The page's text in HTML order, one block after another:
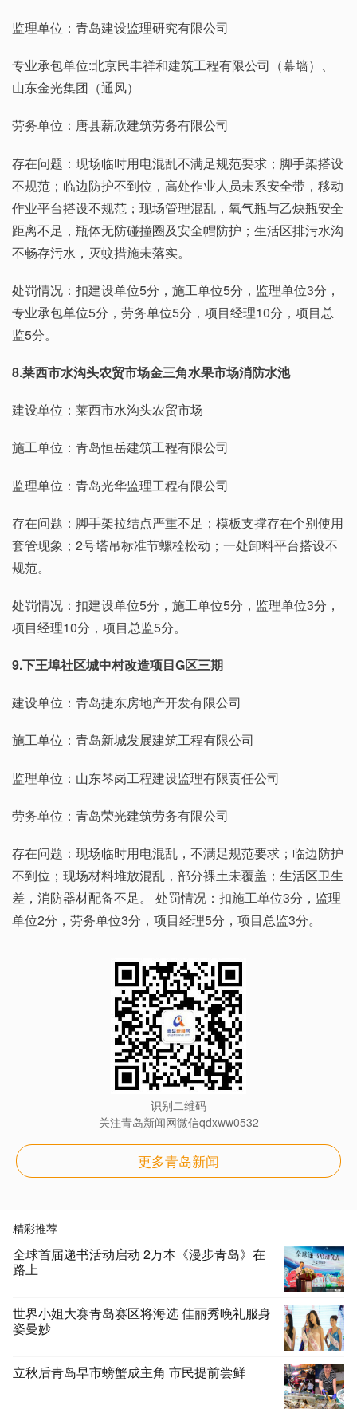
监理单位：青岛建设监理研究有限公司
专业承包单位:北京民丰祥和建筑工程有限公司（幕墙）、
山东金光集团（通风）
劳务单位：唐县薪欣建筑劳务有限公司
存在问题：现场临时用电混乱不满足规范要求；脚手架搭设
不规范；临边防护不到位，高处作业人员未系安全带，移动
作业平台搭设不规范；现场管理混乱，氧气瓶与乙炔瓶安全
距离不足，瓶体无防碰撞圈及安全帽防护；生活区排污水沟
不畅存污水，灭蚊措施未落实。
处罚情况：扣建设单位5分，施工单位5分，监理单位3分，
专业承包单位5分，劳务单位5分，项目经理10分，项目总
监5分。
8.莱西市水沟头农贸市场金三角水果市场消防水池
建设单位：莱西市水沟头农贸市场
施工单位：青岛恒岳建筑工程有限公司
监理单位：青岛光华监理工程有限公司
存在问题：脚手架拉结点严重不足；模板支撑存在个别使用
套管现象；2号塔吊标准节螺栓松动；一处卸料平台搭设不
规范。
处罚情况：扣建设单位5分，施工单位5分，监理单位3分，
项目经理10分，项目总监5分。
9.下王埠社区城中村改造项目G区三期
建设单位：青岛捷东房地产开发有限公司
施工单位：青岛新城发展建筑工程有限公司
监理单位：山东琴岗工程建设监理有限责任公司
劳务单位：青岛荣光建筑劳务有限公司
存在问题：现场临时用电混乱，不满足规范要求；临边防护
不到位；现场材料堆放混乱，部分裸土未覆盖；生活区卫生
差，消防器材配备不足。 处罚情况：扣施工单位3分，监理
单位2分，劳务单位3分，项目经理5分，项目总监3分。
识别二维码
关注青岛新闻网微信qdxww0532
更多青岛新闻
精彩推荐
全球首届递书活动启动 2万本《漫步青岛》在
路上
世界小姐大赛青岛赛区将海选 佳丽秀晚礼服身
姿曼妙
立秋后青岛早市螃蟹成主角 市民提前尝鲜